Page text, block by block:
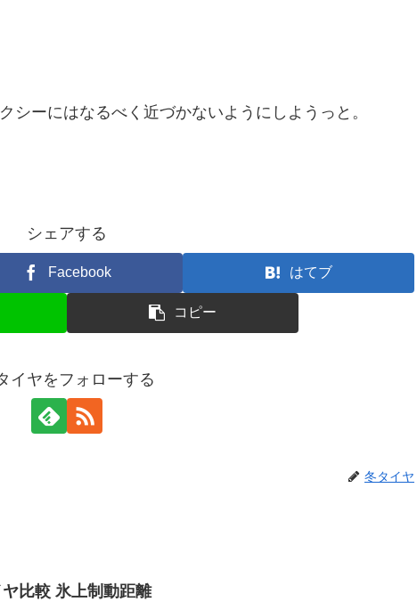
シーにはなるべく近づかないようにしようっと。
シェアする
Facebook はてブ
コピー
イヤをフォローする
冬タイヤ
比較 氷上制動距離